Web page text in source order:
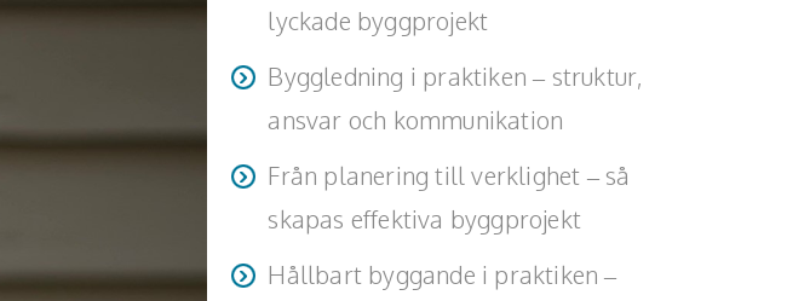
lyckade byggprojekt
Byggledning i praktiken – struktur,
ansvar och kommunikation
Från planering till verklighet – så
skapas effektiva byggprojekt
Hållbart byggande i praktiken –